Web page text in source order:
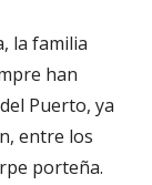
la familia
han
Puerto, ya
entre los
porteña.